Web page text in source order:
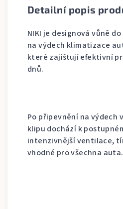
Detailní popis
NIKI je designová vůně
na výdech klimatizace
které zajišťují efektivní
dnů.
Po připevnění na výdech
klipu dochází k
intenzivnější ventilace,
vhodné pro všechna